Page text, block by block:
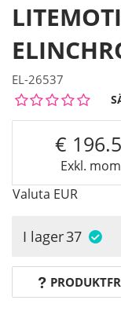
EL-26537
Exkl.
Valuta EUR
I lager37